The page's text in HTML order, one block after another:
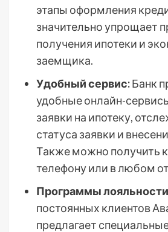
этапы оформления
значительно упрощает
получения ипотеки и
заемщика.
Удобный сервис:Банк
удобные онлайн-
заявки на ипотеку,
статуса заявки и
Также можно получить
телефону или в любом
Программы
постоянных клиентов
предлагает